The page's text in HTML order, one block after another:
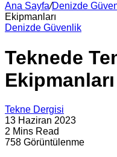
Ana Sayfa/Denizde
Ekipmanları
Denizde Güvenlik
Teknede
Ekipmanları
Tekne Dergisi
13 Haziran 2023
2 Mins Read
758 Görüntülenme